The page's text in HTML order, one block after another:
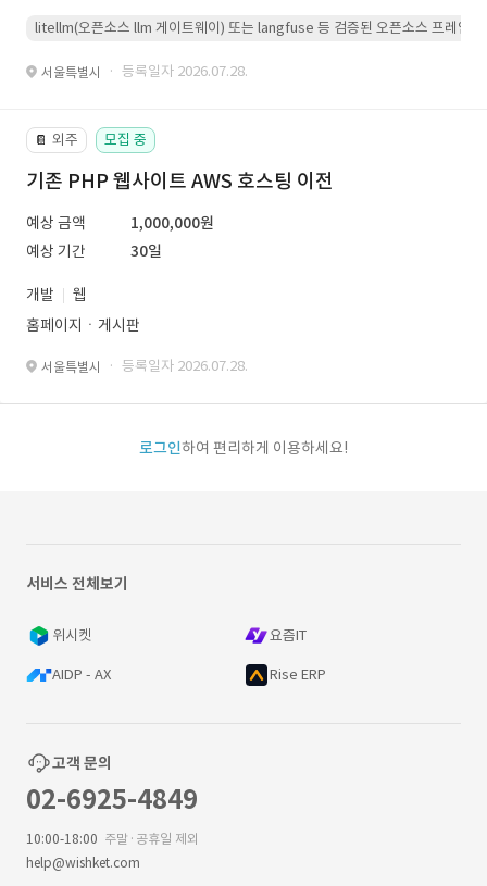
litellm(오픈소스 llm 게이트웨이) 또는 langfuse 등 검증된 오픈소스 프레임워
서울특별시 · 등록일자 2026.07.28.
📔 외주 모집 중
기존 PHP 웹사이트 AWS 호스팅 이전
예상 금액
1,000,000원
예상 기간
30일
개발
웹
홈페이지ㆍ게시판
서울특별시 · 등록일자 2026.07.28.
로그인하여 편리하게 이용하세요!
서비스 전체보기
위시켓 요즘IT
AIDP - AX Rise ERP
고객 문의
02-6925-4849
10:00-18:00 주말·공휴일 제외
help@wishket.com